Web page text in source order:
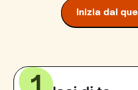
Inizia dal
1